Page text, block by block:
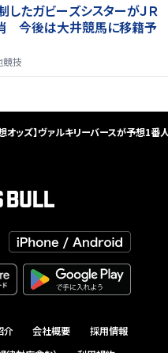
したガビーズシスターがＪＲ
今後は大井競馬に移籍予
競技
オッズ】ヴァルキリーバースが予想1番
介 会社概要
採用情報